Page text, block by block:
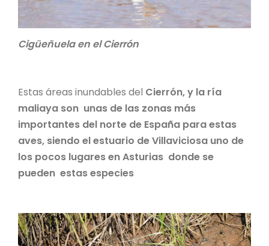
Cigüeñuela en el Cierrón
Estas áreas inundables del Cierrón, y la ría
maliaya son unas de las zonas más
importantes del norte de España para estas
aves, siendo el estuario de Villaviciosa uno de
los pocos lugares en Asturias donde se
pueden estas especies